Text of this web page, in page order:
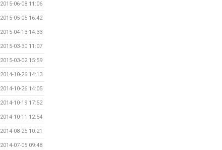
2015-06-08 11:06
2015-05-05 16:42
2015-04-13 14:33
2015-03-30 11:07
2015-03-02 15:59
2014-10-26 14:13
2014-10-26 14:05
2014-10-19 17:52
2014-10-11 12:54
2014-08-25 10:21
2014-07-05 09:48